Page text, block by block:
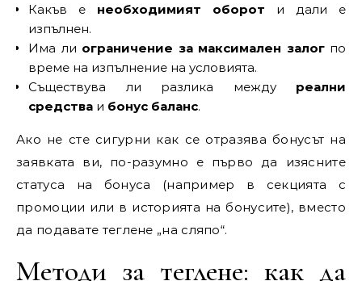
Какъв е необходимият оборот и дали е
изпълнен.
Има ли ограничение за максимален залогпо
време на изпълнение на условията.
Съществува ли разлика между реални
средства и бонус баланс.
Ако не сте сигурни как се отразява бонусът на
заявката ви, по-разумно е първо да изясните
статуса на бонуса (например в секцията с
промоции или в историята на бонусите), вместо
да подавате теглене „на сляпо“.
Методи за теглене: как да